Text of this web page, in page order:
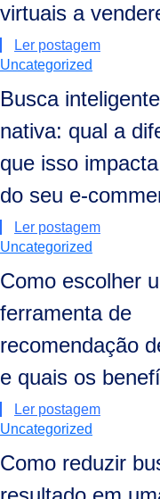
virtuais a
Ler postagem
Uncategorized
Busca
nativa: qual a
que isso
do seu e-
Ler postagem
Uncategorized
Como escolher
ferramenta de
recomendação
e quais os
Ler postagem
Uncategorized
Como reduzir